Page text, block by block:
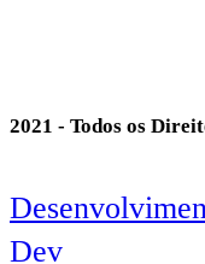
2021 - Todos os
Dev